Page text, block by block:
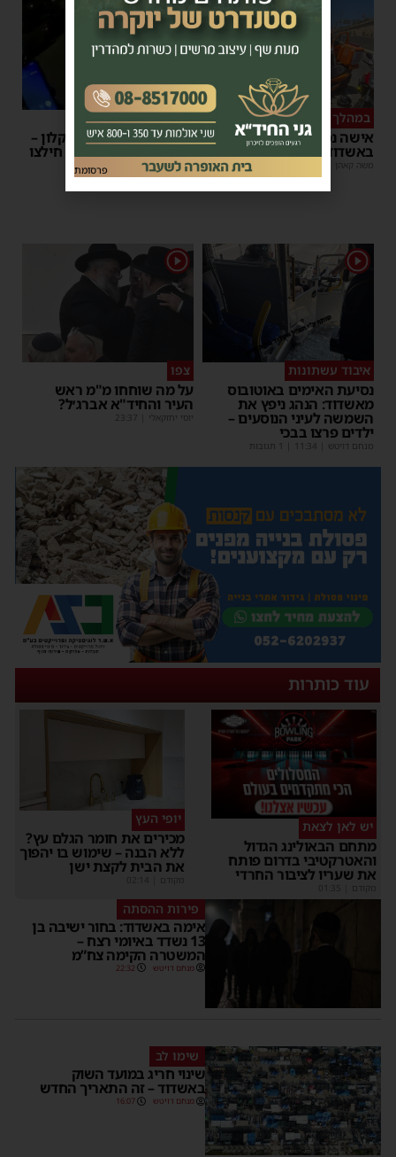
במהלך העבודה
אישה נפלה מסולם במחסן
באשדוד
משה קאהן
1
צפו
תינוק ננעל ברכב באשקלון –
המתנדבים האשדודים חילצו
אותו בשלום
משה קאהן |
11:53
1
איבוד עשתונות
נסיעת האימים באוטובוס
מאשדוד: הנהג ניפץ את
השמשה לעיני הנוסעים –
ילדים פרצו בבכי
מנחם דויטש 11:34
1
צפו
על מה שוחחו מ"מ ראש
העיר והחיד"א אברג׳ל?
יוסי יחזקאלי 23:37
עוד כותרות
יש לאן לצאת
מתחם הבאולינג הגדול
והאטרקטיבי בדרום פותח
את שעריו לציבור החרדי
מקודם
יופי העץ
מכירים את חומר הגלם עץ?
ללא הבנה – שימוש בו יהפוך
את הבית לקצת ישן
מקודם
פירות ההסתה
אימה באשדוד: בחור ישיבה בן
13 נשדד באיומי רצח –
המשטרה הקימה צח”מ
מנחם דויטש 22:32
שימו לב
שינוי חריג במועד השוק
באשדוד – זה התאריך החדש
מנחם דויטש 16:07
פרסומת